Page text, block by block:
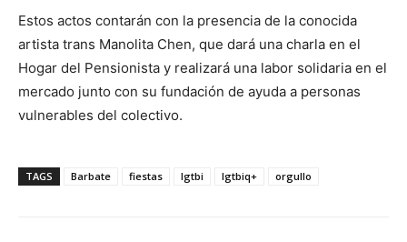
Estos actos contarán con la presencia de la conocida
artista trans Manolita Chen, que dará una charla en el
Hogar del Pensionista y realizará una labor solidaria en el
mercado junto con su fundación de ayuda a personas
vulnerables del colectivo.
TAGS Barbate fiestas lgtbi lgtbiq+ orgullo